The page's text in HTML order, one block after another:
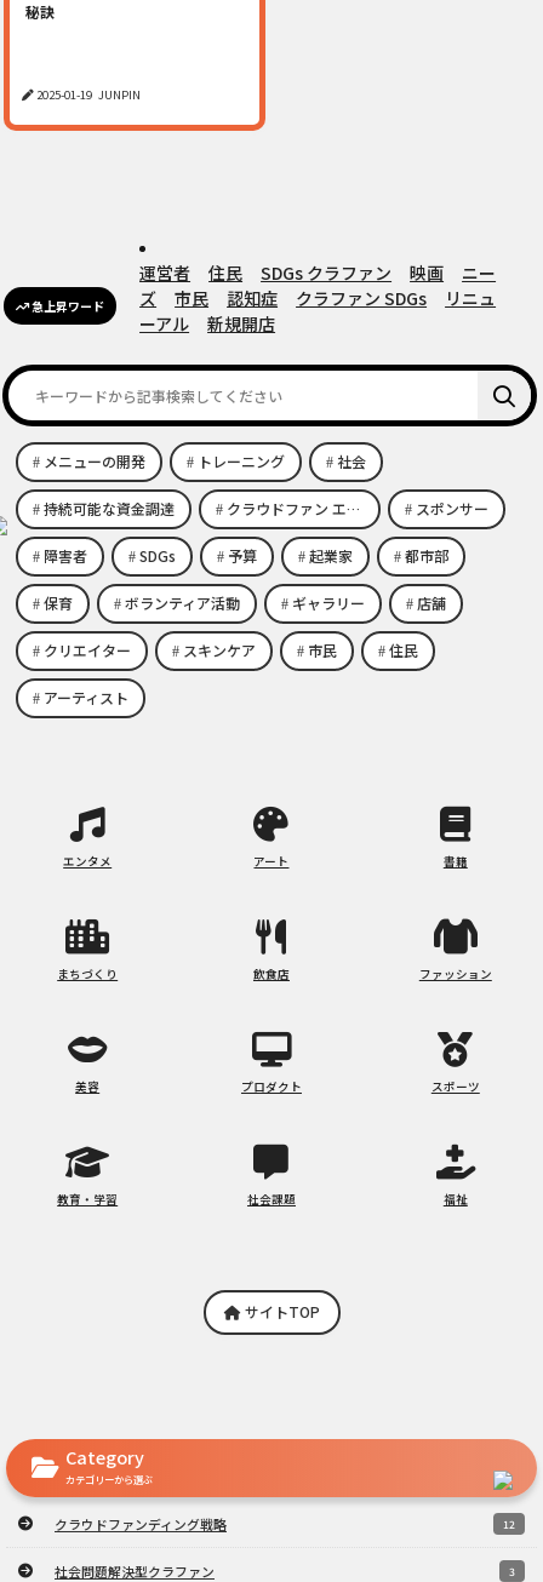
秘訣
2025-01-19 JUNPIN
急上昇ワード
運営者 住民 SDGs クラファン 映画
ニー
ズ
市民 認知症 クラファン SDGs
リニュ
ーアル
新規開店
メニューの開発 トレーニング 社会
持続可能な資金調達 クラウドファン エコビジネス スポンサー
障害者 SDGs 予算 起業家 都市部
保育 ボランティア活動 ギャラリー 店舗
クリエイター スキンケア 市民 住民
アーティスト
エンタメ アート 書籍
まちづくり 飲食店 ファッション
美容 プロダクト スポーツ
教育・学習 社会課題 福祉
サイトTOP
Category
カテゴリーから選ぶ
クラウドファンディング戦略 12
社会問題解決型クラファン 3